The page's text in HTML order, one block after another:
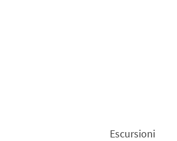
Escursioni